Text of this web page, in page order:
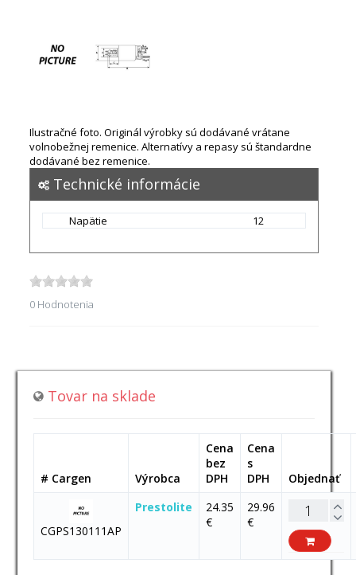
Ilustračné foto. Originál výrobky sú dodávané vrátane
volnobežnej remenice. Alternatívy a repasy sú štandardne
dodávané bez remenice.
Technické informácie
Napätie 12
0 Hodnotenia
Tovar na sklade
# Cargen Výrobca
Cena
bez
DPH
Cena
s
DPH
Objednať
CGPS130111AP
Prestolite
24.35
€
29.96
€